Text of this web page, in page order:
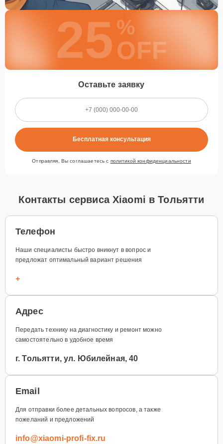
25 %
OFF
Оставьте заявку
Бесплатная консультация
Отправляя, Вы соглашаетесь с политикой конфиденциальности
Контакты сервиса Xiaomi в Тольятти
Телефон
Наши специалисты быстро вникнут в вопрос и
предложат оптимальный вариант решения
+
Адрес
Передать технику на диагностику и ремонт можно
самостоятельно в удобное время
г. Тольятти, ул. Юбилейная, 40
Email
Для отправки более детальных вопросов, а также
пожеланий и предложений
info@xiaomi-profi-fix.ru